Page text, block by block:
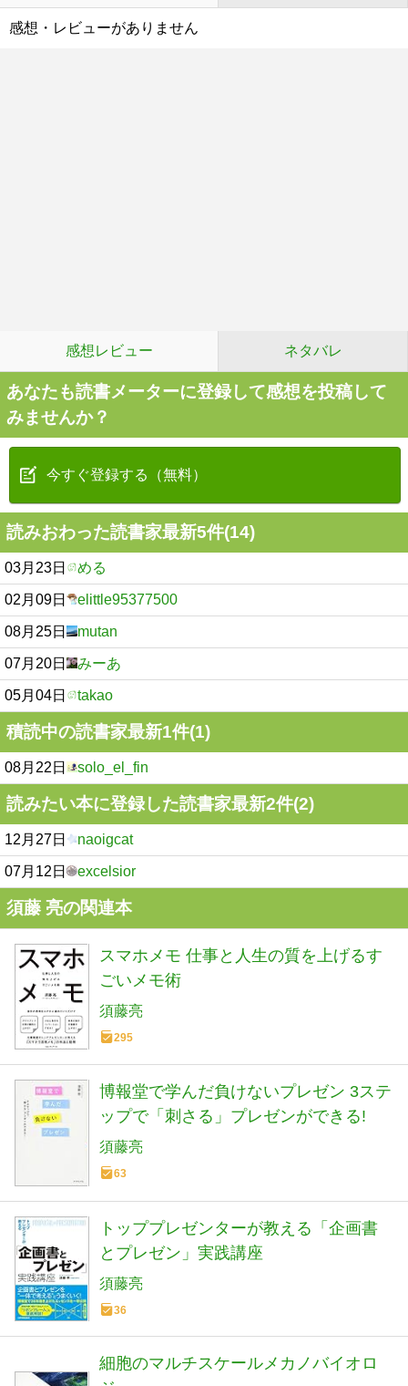
感想・レビューがありません
感想レビュー ネタバレ
あなたも読書メーターに登録して感想を投稿して
みませんか？
今すぐ登録する（無料）
読みおわった読書家最新5件(14)
03月23日 める
02月09日 elittle95377500
08月25日 mutan
07月20日 みーあ
05月04日 takao
積読中の読書家最新1件(1)
08月22日 solo_el_fin
読みたい本に登録した読書家最新2件(2)
12月27日 naoigcat
07月12日 excelsior
須藤 亮の関連本
スマホメモ 仕事と人生の質を上げるす
ごいメモ術
須藤亮
295
博報堂で学んだ負けないプレゼン 3ステ
ップで「刺さる」プレゼンができる!
須藤亮
63
トッププレゼンターが教える「企画書
とプレゼン」実践講座
須藤亮
36
細胞のマルチスケールメカノバイオロ